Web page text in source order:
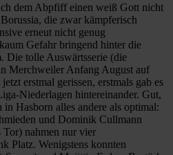
dem Abpfiff einen weiß Gott nicht
die zwar kämpferisch
erneut nicht genug
Gefahr bringend hinter die
Die tolle Auswärtsserie (die
Merchweiler Anfang August auf
erstmal gerissen, erstmals gab es
Niederlagen hintereinander. Gut,
Hasborn alles andere als optimal:
und Dominik Cullmann
nahmen nur vier
Platz. Wenigstens konnten